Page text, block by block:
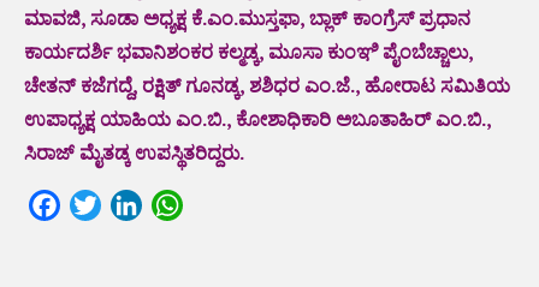
ಮಾವಜಿ, ಸೂಡಾ ಅಧ್ಯಕ್ಷ ಕೆ.ಎಂ.ಮುಸ್ತಫಾ, ಬ್ಲಾಕ್ ಕಾಂಗ್ರೆಸ್ ಪ್ರಧಾನ
ಕಾರ್ಯದರ್ಶಿ ಭವಾನಿಶಂಕರ ಕಲ್ಮಡ್ಕ, ಮೂಸಾ ಕುಂಞಿ ಪೈಂಬೆಚ್ಚಾಲು,
ಚೇತನ್ ಕಜೆಗದ್ದೆ, ರಕ್ಷಿತ್ ಗೂನಡ್ಕ, ಶಶಿಧರ ಎಂ.ಜೆ., ಹೋರಾಟ ಸಮಿತಿಯ
ಉಪಾಧ್ಯಕ್ಷ ಯಾಹಿಯ ಎಂ.ಬಿ., ಕೋಶಾಧಿಕಾರಿ ಅಬೂತಾಹಿರ್ ಎಂ.ಬಿ.,
ಸಿರಾಜ್‌ ಮೈತಡ್ಕ ಉಪಸ್ಥಿತರಿದ್ದರು.
FacebookTwitterLinkedIn